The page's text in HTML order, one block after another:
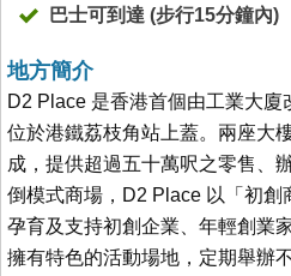
巴士可到達 (步行15分鐘內)
地方簡介
D2 Place 是香港首個由工業大廈
位於港鐵荔枝角站上蓋。兩座大
成，提供超過五十萬呎之零售、
倒模式商場，D2 Place 以「初創
孕育及支持初創企業、年輕創業
擁有特色的活動場地，定期舉辦